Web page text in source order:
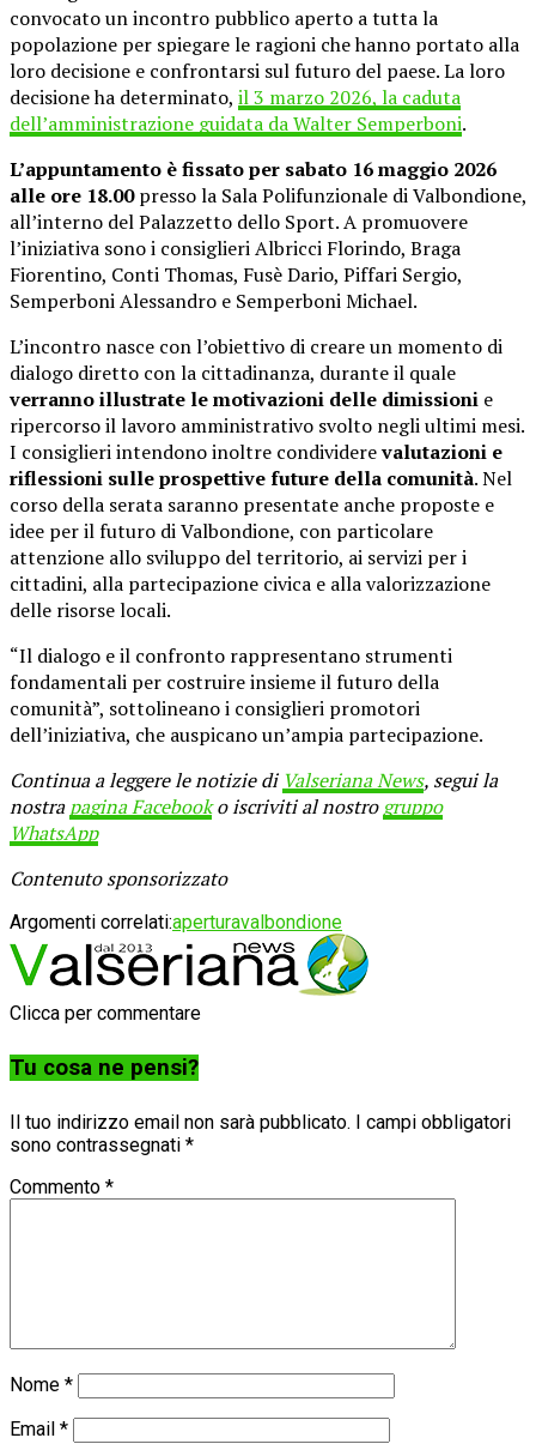
convocato un incontro pubblico aperto a tutta la
popolazione per spiegare le ragioni che hanno portato alla
loro decisione e confrontarsi sul futuro del paese. La loro
decisione ha determinato, il 3 marzo 2026, la caduta
dell’amministrazione guidata da Walter Semperboni.
L’appuntamento è fissato per sabato 16 maggio 2026
alle ore 18.00presso la Sala Polifunzionale di Valbondione,
all’interno del Palazzetto dello Sport. A promuovere
l’iniziativa sono i consiglieri Albricci Florindo, Braga
Fiorentino, Conti Thomas, Fusè Dario, Piffari Sergio,
Semperboni Alessandro e Semperboni Michael.
L’incontro nasce con l’obiettivo di creare un momento di
dialogo diretto con la cittadinanza, durante il quale
verranno illustrate le motivazioni delle dimissioni e
ripercorso il lavoro amministrativo svolto negli ultimi mesi.
I consiglieri intendono inoltre condividerevalutazioni e
riflessioni sulle prospettive future della comunità. Nel
corso della serata saranno presentate anche proposte e
idee per il futuro di Valbondione, con particolare
attenzione allo sviluppo del territorio, ai servizi per i
cittadini, alla partecipazione civica e alla valorizzazione
delle risorse locali.
“Il dialogo e il confronto rappresentano strumenti
fondamentali per costruire insieme il futuro della
comunità”, sottolineano i consiglieri promotori
dell’iniziativa, che auspicano un’ampia partecipazione.
Continua a leggere le notizie di Valseriana News, segui la
nostrapagina Facebooko iscriviti al nostrogruppo
WhatsApp
Contenuto sponsorizzato
Argomenti correlati:aperturavalbondione
Clicca per commentare
Tu cosa ne pensi?
Il tuo indirizzo email non sarà pubblicato. I campi obbligatori
sono contrassegnati *
Commento *
Nome *
Email *